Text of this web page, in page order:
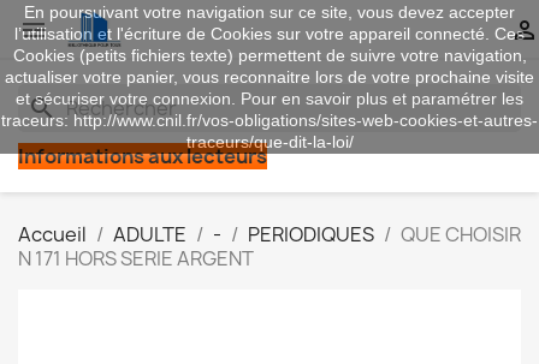
 
search
Informations aux lecteurs
Accueil ADULTE - PERIODIQUES
QUE CHOISIR
N 171 HORS SERIE ARGENT
En poursuivant votre navigation sur ce site, vous devez accepter
l’utilisation et l'écriture de Cookies sur votre appareil connecté. Ces
Cookies (petits fichiers texte) permettent de suivre votre navigation,
actualiser votre panier, vous reconnaitre lors de votre prochaine visite
et sécuriser votre connexion. Pour en savoir plus et paramétrer les
traceurs: http://www.cnil.fr/vos-obligations/sites-web-cookies-et-autres-
traceurs/que-dit-la-loi/